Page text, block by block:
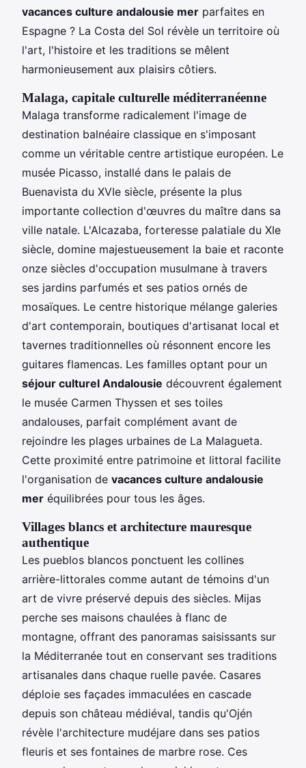
vacances culture andalousie mer parfaites en
Espagne ? La Costa del Sol révèle un territoire où
l'art, l'histoire et les traditions se mêlent
harmonieusement aux plaisirs côtiers.
Malaga, capitale culturelle méditerranéenne
Malaga transforme radicalement l'image de
destination balnéaire classique en s'imposant
comme un véritable centre artistique européen. Le
musée Picasso, installé dans le palais de
Buenavista du XVIe siècle, présente la plus
importante collection d'œuvres du maître dans sa
ville natale. L'Alcazaba, forteresse palatiale du XIe
siècle, domine majestueusement la baie et raconte
onze siècles d'occupation musulmane à travers
ses jardins parfumés et ses patios ornés de
mosaïques. Le centre historique mélange galeries
d'art contemporain, boutiques d'artisanat local et
tavernes traditionnelles où résonnent encore les
guitares flamencas. Les familles optant pour un
séjour culturel Andalousie découvrent également
le musée Carmen Thyssen et ses toiles
andalouses, parfait complément avant de
rejoindre les plages urbaines de La Malagueta.
Cette proximité entre patrimoine et littoral facilite
l'organisation de vacances culture andalousie
mer équilibrées pour tous les âges.
Villages blancs et architecture mauresque
authentique
Les pueblos blancos ponctuent les collines
arrière-littorales comme autant de témoins d'un
art de vivre préservé depuis des siècles. Mijas
perche ses maisons chaulées à flanc de
montagne, offrant des panoramas saisissants sur
la Méditerranée tout en conservant ses traditions
artisanales dans chaque ruelle pavée. Casares
déploie ses façades immaculées en cascade
depuis son château médiéval, tandis qu'Ojén
révèle l'architecture mudéjare dans ses patios
fleuris et ses fontaines de marbre rose. Ces